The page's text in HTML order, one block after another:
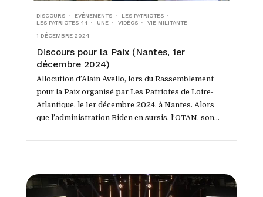
DISCOURS EVÉNEMENTS
LES PATRIOTES
LES PATRIOTES 44
UNE VIDÉOS
VIE MILITANTE
1 DÉCEMBRE 2024
Discours pour la Paix (Nantes, 1er
décembre 2024)
Allocution d’Alain Avello, lors du Rassemblement
pour la Paix organisé par Les Patriotes de Loire-
Atlantique, le 1er décembre 2024, à Nantes. Alors
que l’administration Biden en sursis, l’OTAN, son